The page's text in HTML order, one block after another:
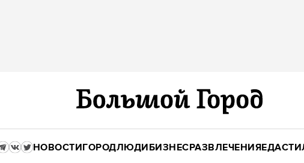
НОВОСТИГОРОДЛЮДИБИЗНЕСРАЗВЛЕЧЕНИЯЕДА